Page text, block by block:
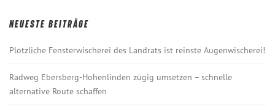
a
i
g
a
NEUESTE BEITRÄGE
Plötzliche Fensterwischerei des Landrats ist reinste Augenwischerei!
Radweg Ebersberg-Hohenlinden zügig umsetzen – schnelle
alternative Route schaffen